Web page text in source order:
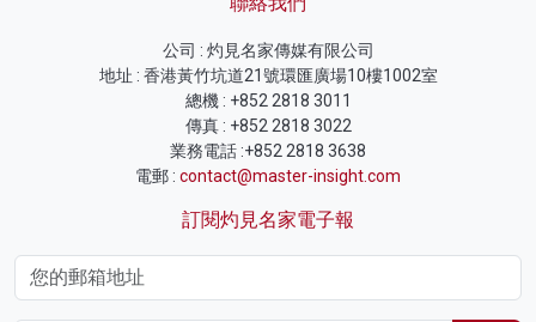
公司 : 灼見名家傳媒有限公司
地址 : 香港黃竹坑道21號環匯廣場10樓1002室
總機 : +852 2818 3011
傳真 : +852 2818 3022
業務電話 :+852 2818 3638
電郵 : contact@master-insight.com
訂閱灼見名家電子報